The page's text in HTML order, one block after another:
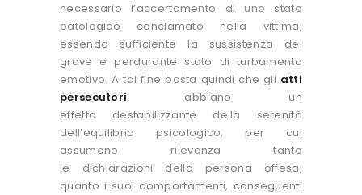
necessario l’accertamento di uno stato
patologico conclamato nella vittima,
essendo sufficiente la sussistenza del
grave e perdurante stato di turbamento
emotivo. A tal fine basta quindi che gli atti
persecutori abbiano un
effetto destabilizzante della serenità
dell’equilibrio psicologico, per cui
assumono rilevanza tanto
le dichiarazioni della persona offesa,
quanto i suoi comportamenti, conseguenti